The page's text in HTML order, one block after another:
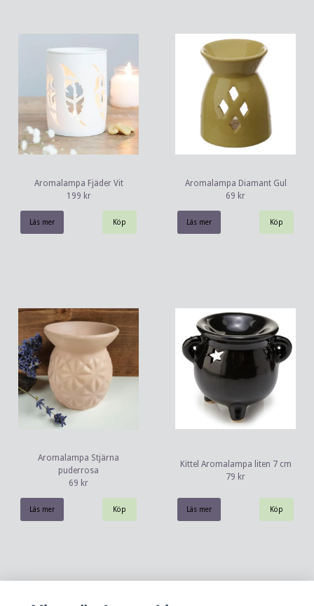
Aromalampa Fjäder Vit
199 kr
Läs mer
Aromalampa Diamant Gul
69 kr
Läs mer
Aromalampa Stjärna
puderrosa
69 kr
Läs mer
Kittel Aromalampa liten 7 cm
79 kr
Läs mer